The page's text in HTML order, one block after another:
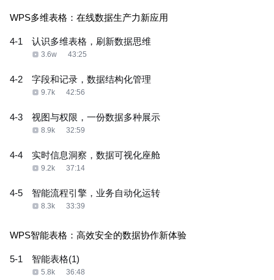
WPS多维表格：在线数据生产力新应用
4-1 认识多维表格，刷新数据思维
3.6w 43:25
4-2 字段和记录，数据结构化管理
9.7k 42:56
4-3 视图与权限，一份数据多种展示
8.9k 32:59
4-4 实时信息洞察，数据可视化座舱
9.2k 37:14
4-5 智能流程引擎，业务自动化运转
8.3k 33:39
WPS智能表格：高效安全的数据协作新体验
5-1 智能表格(1)
5.8k 36:48